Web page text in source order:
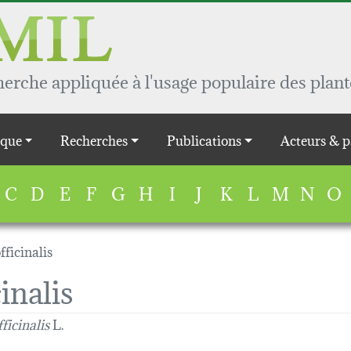
appliquée à l'usage populaire des
Recherches Publications Acteurs &
C D E F G H I J K L M N O
L.